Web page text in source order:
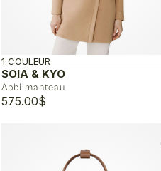
SOIA & KYO
Abbi manteau
1 COULEUR
575.00$